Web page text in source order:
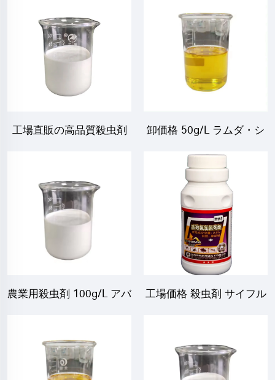
工場直販の高品質殺虫剤
卸価格 50g/L ラムダ・シ
リミカルブ EC 高品質
農業用殺虫剤 100g/L アバ
虫剤
工場価格 殺虫剤 サイフル
リン 2.5%SC ベッドバグ
用